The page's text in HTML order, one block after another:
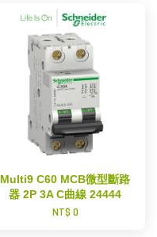
Multi9 C60 MCB微型斷路
器 2P 3A C曲線 24444
NT$ 0